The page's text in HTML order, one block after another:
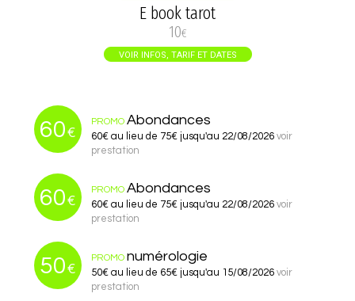
E book tarot
10€
VOIR INFOS, TARIF ET DATES
60€
PROMOAbondances
60€ au lieu de 75€ jusqu'au 22/08/2026voir
prestation
60€
PROMOAbondances
60€ au lieu de 75€ jusqu'au 22/08/2026voir
prestation
50€
PROMO numérologie
50€ au lieu de 65€ jusqu'au 15/08/2026voir
prestation